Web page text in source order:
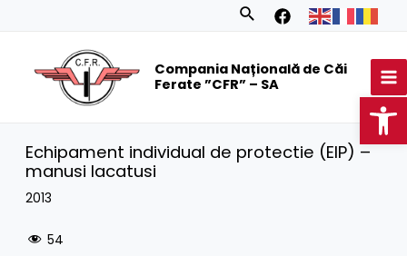
Search
Compania Națională de Căi
Ferate ”CFR” – SA
Echipament individual de protectie (EIP) –
manusi lacatusi
2013
54